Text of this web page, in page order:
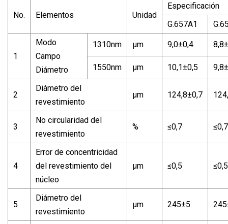
No. Elementos Unidad
Especificación
G.657A1
1
Modo
Campo
Diámetro
1310nm µm 9,0±0,4
1550nm µm 10,1±0,5
2
Diámetro del
revestimiento
µm 124,8±0,7
3
No circularidad del
revestimiento
% ≤0,7 ≤0,7
4
Error de concentricidad
del revestimiento del
núcleo
µm ≤0,5 ≤0,5
5
Diámetro del
revestimiento
µm 245±5